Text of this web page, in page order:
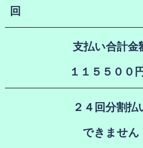
回
支払い合計金
１１５５００
２４回分割払
できません